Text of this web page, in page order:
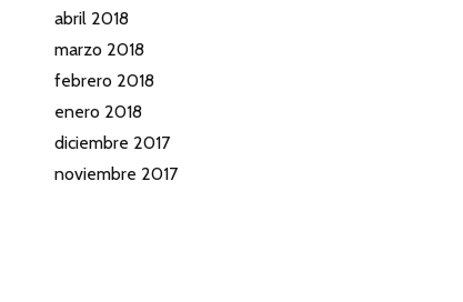
abril 2018
marzo 2018
febrero 2018
enero 2018
diciembre 2017
noviembre 2017